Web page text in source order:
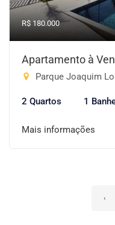
R$ 180.000
Apartamento à
Parque Joaquim
2 Quartos 1
Mais informações
‹